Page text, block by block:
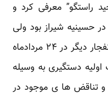
راستگو” معرفی کرد و
حسینیه شیراز بود ولی
پس از اقدام نا فرجام به یک انفجار دیگر در ۲۴ مردادماه
اولیه دستگیری به وسیله
تناقض ها ی موجود در